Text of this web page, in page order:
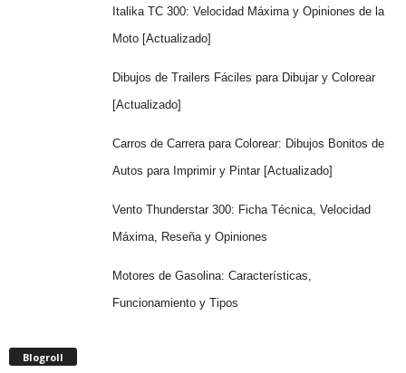
Italika TC 300: Velocidad Máxima y Opiniones de la
Moto [Actualizado]
Dibujos de Trailers Fáciles para Dibujar y Colorear
[Actualizado]
Carros de Carrera para Colorear: Dibujos Bonitos de
Autos para Imprimir y Pintar [Actualizado]
Vento Thunderstar 300: Ficha Técnica, Velocidad
Máxima, Reseña y Opiniones
Motores de Gasolina: Características,
Funcionamiento y Tipos
Blogroll